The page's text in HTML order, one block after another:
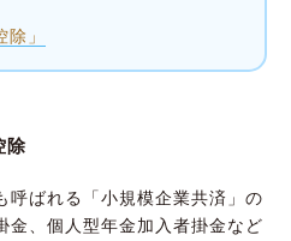
」
除
呼ばれる「小規模企業共済」の
金、個人型年金加入者掛金など